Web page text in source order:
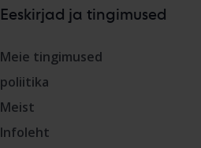
Eeskirjad ja tingimused
Meie tingimused
poliitika
Meist
Infoleht